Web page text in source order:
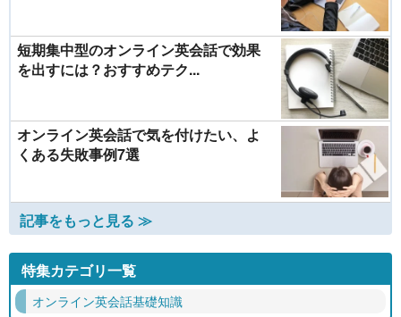
短期集中型のオンライン英会話で効果
を出すには？おすすめテク...
オンライン英会話で気を付けたい、よ
くある失敗事例7選
記事をもっと見る ≫
特集カテゴリ一覧
オンライン英会話基礎知識